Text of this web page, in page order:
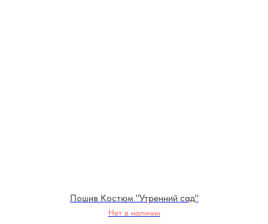
Пошив Костюм "Утренний сад"
Нет в наличии